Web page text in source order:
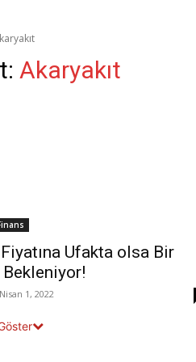
Akaryakıt
Ufakta olsa Bir
Nisan 1, 2022